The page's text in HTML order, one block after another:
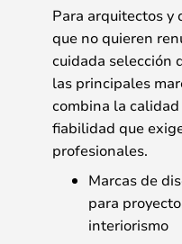
Para arquitectos y
que no quieren
cuidada selección
las principales
combina la
fiabilidad que
profesionales.
Marcas de
para
interiorismo